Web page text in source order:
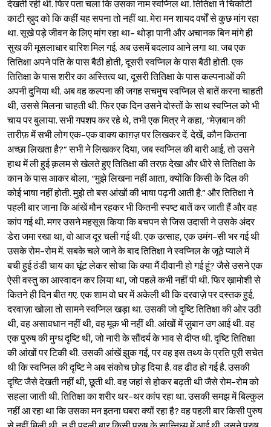
देखती रही थी. फिर पता चला कि उसका नाम स्वप्निल था. तितिक्षा ने चिकोटी
काटी ख़ुद को कि कहीं यह सपना तो नहीं था. मेरा मन शायद वर्षों से कुछ मांग रहा
था. सूखे पड़े जीवन के लिए मांग रहा था- थोड़ा पानी और अचानक बिन मांगे ही
सुख की मूसलाधार बारिश मिल गई. अब उसमें बदलाव आने लगा था. जब एक
तितिक्षा अपने पति के पास बैठी होती, दूसरी स्वप्निल के पास बैठी होती. एक
तितिक्षा के पास शरीर का अस्तित्व था, दूसरी तितिक्षा के पास कल्पनाओं की
अपनी दुनिया थी. अब वह कल्पना की जगह सचमुच स्वप्निल से बातें करना चाहती
थी, उससे मिलना चाहती थी. फिर एक दिन उसने दोस्तों के साथ स्वप्निल को भी
चाय पर बुलाया. सभी गपशप कर रहे थे, तभी एक मित्र ने कहा, “मेज़बान की
तारीफ़ में सभी लोग एक-एक वाक्य काग़ज़ पर लिखकर दें. देखें, कौन कितना
अच्छा लिखता है?” सभी ने लिखकर दिया, जब स्वप्निल की बारी आई, तो उसने
हाथ में ली हुई क़लम से खेलते हुए तितिक्षा की तरफ़ देखा और धीरे से तितिक्षा के
कान के पास आकर बोला, “मुझे लिखना नहीं आता, क्योंकि किसी के दिल की
कोई भाषा नहीं होती. मुझे तो बस आंखों की भाषा पढ़नी आती है.” और तितिक्षा ने
पहली बार जाना कि आंखें मौन रहकर भी कितनी स्पष्ट बातें कर जाती हैं और वह
कांप गई थी. मगर उसने महसूस किया कि बचपन से जिस उदासी ने उसके अंदर
डेरा जमा रखा था, वो आज दूर चली गई थी. एक उत्साह, एक उमंग-सी भर गई थी
उसके रोम-रोम में. सबके चले जाने के बाद तितिक्षा ने स्वप्निल के जूठे प्याले में
बची हुई ठंडी चाय का घूंट लेकर सोचा कि क्या मैं दीवानी हो गई हूं? जैसे उसने एक
ऐसी वस्तु का आस्वादन कर लिया था, जो पहले कभी नहीं पी थी. फिर ख़ामोशी से
कितने ही दिन बीत गए. एक शाम वो घर में अकेली थी कि दरवाज़े पर दस्तक हुई,
दरवाज़ा खोला तो सामने स्वप्निल खड़ा था. उसकी जो दृष्टि तितिक्षा की ओर उठी
थी, वह असावधान नहीं थी, वह मूक भी नहीं थी. आंखों में ज़ुबान उग आई थी. वह
एक पुरुष की मुग्ध दृष्टि थी, जो नारी के सौंदर्य के भाव से दीप्त थी. दृष्टि तितिक्षा
की आंखों पर टिकी थी. उसकी आंखें झुक गईं, पर वह इस तथ्य के प्रति पूरी सचेत
थी कि स्वप्निल की दृष्टि ने अब संकोच छोड़ दिया है. वह ढीठ हो गई है. उसकी
दृष्टि जैसे देखती नहीं थी, छूती थी. वह जहां से होकर बढ़ती थी जैसे रोम-रोम को
सहला जाती थी. तितिक्षा का शरीर थर-थर कांप रहा था. उसकी समझ में बिल्कुल
नहीं आ रहा था कि उसका मन इतना घबरा क्यों रहा है? वह पहली बार किसी पुरुष